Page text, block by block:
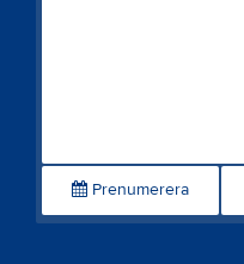
Prenumerera